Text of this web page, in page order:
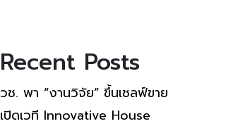
Recent Posts
วช. พา “งานวิจัย” ขึ้นเชลฟ์ขาย
เปิดเวที Innovative House